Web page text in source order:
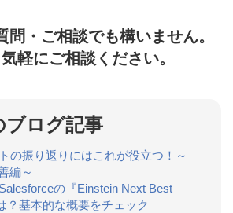
問・ご相談でも構いません。
軽にご相談ください。
ブログ記事
の振り返りにはこれが役立つ！～
編～
の『Einstein Next Best
？基本的な概要をチェック